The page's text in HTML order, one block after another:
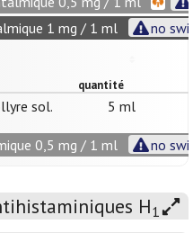
1 mg / 1 ml
no
quantité
sol. 5 ml
0,5 mg / 1 ml no
H1